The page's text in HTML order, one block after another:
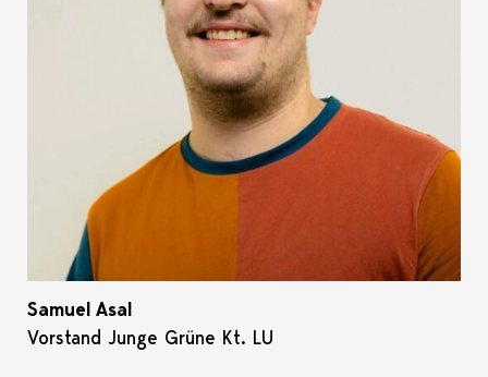
Samuel Asal
Vorstand Junge Grüne Kt. LU